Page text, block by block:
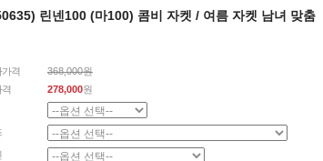
린넨100 (마100) 콤비 자켓 / 여름 자켓 남녀 맞춤
격
368,000원
278,000원